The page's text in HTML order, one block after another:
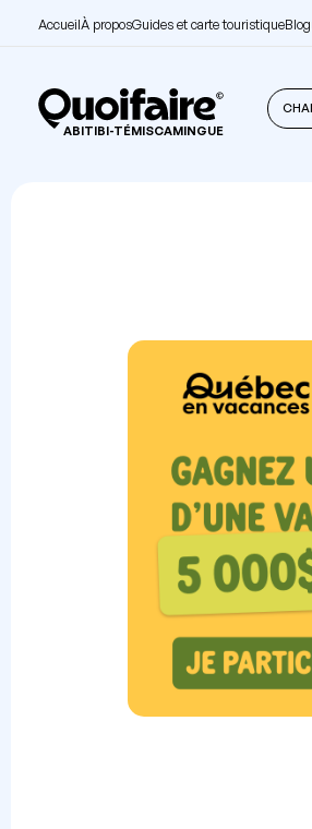
AccueilÀ proposGuides et carte touristique
ABITIBI-TÉMISCAMINGUE